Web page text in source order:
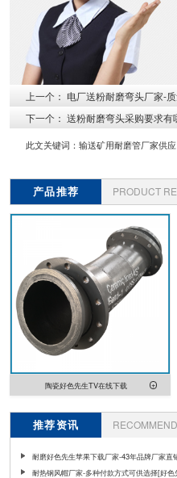
上一个： 电厂送粉耐磨弯头厂家-
下一个： 送粉耐磨弯头采购要求
此文关键词： 输送矿用耐磨管厂家供应
产品推荐 PRODUCT
陶瓷好色先生TV在线下载
推荐资讯
耐磨好色先生苹果下载厂家-43年品牌厂家直
先生破解版]
耐热钢风帽厂家-多种付款方式可供选择[好色